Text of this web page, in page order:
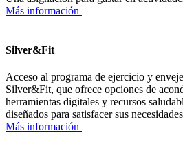
Más información
Silver&Fit
Acceso al programa de ejercicio y
Silver&Fit, que ofrece opciones de
herramientas digitales y recursos
diseñados para satisfacer sus
Más información